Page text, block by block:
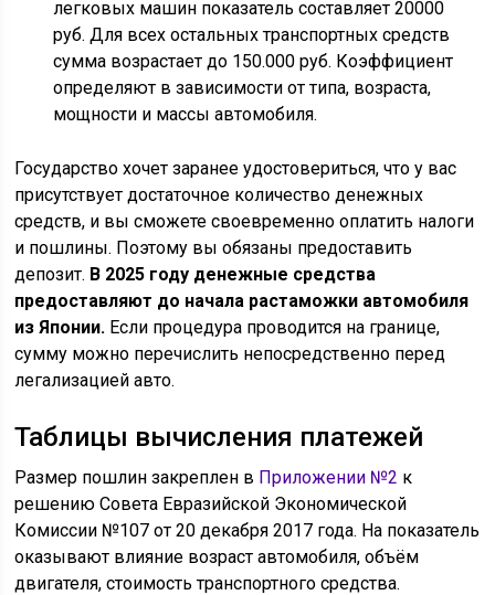
легковых машин показатель составляет 20000
руб. Для всех остальных транспортных средств
сумма возрастает до 150.000 руб. Коэффициент
определяют в зависимости от типа, возраста,
мощности и массы автомобиля.
Государство хочет заранее удостовериться, что у вас
присутствует достаточное количество денежных
средств, и вы сможете своевременно оплатить налоги
и пошлины. Поэтому вы обязаны предоставить
депозит. В 2025 году денежные средства
предоставляют до начала растаможки автомобиля
из Японии. Если процедура проводится на границе,
сумму можно перечислить непосредственно перед
легализацией авто.
Таблицы вычисления платежей
Размер пошлин закреплен в Приложении №2 к
решению Совета Евразийской Экономической
Комиссии №107 от 20 декабря 2017 года. На показатель
оказывают влияние возраст автомобиля, объём
двигателя, стоимость транспортного средства.